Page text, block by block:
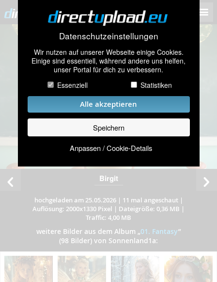
Datenschutzeinstellungen
Wir nutzen auf unserer Webseite einige Cookies.
Einige sind essentiell, während andere uns helfen,
unser Portal für dich zu verbessern.
Essenziell
Statistiken
Alle akzeptieren
Speichern
Anpassen / Cookie-Details
Birgit
hochgeladen am 25.05.2026| 11 mal angeschaut|
Auflösung: 2000x1330 Pixel | Dateigröße: 0,36 MB |
Traffic: 4,00 MB
weitere Bilder aus dem Album „01. Fantasy”
(98 Bilder) von Sonnenland1a: